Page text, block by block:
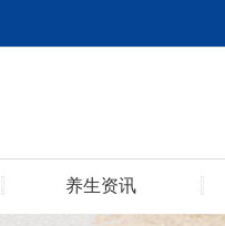
养生资讯